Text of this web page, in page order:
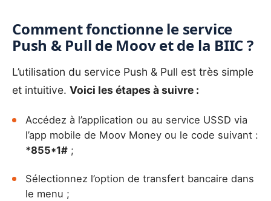
Comment fonctionne le service
Push & Pull de Moov et de la BIIC ?
L’utilisation du service Push & Pull est très simple
et intuitive. Voici les étapes à suivre :
Accédez à l’application ou au service USSD via
l’app mobile de Moov Money ou le code suivant :
*855*1# ;
Sélectionnez l’option de transfert bancaire dans
le menu ;